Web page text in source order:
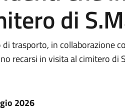
di
di trasporto, in collaborazione
recarsi in visita al cimitero di
2026